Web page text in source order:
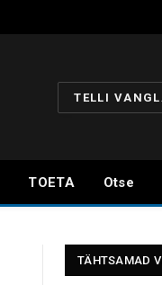
TELLI
TOETA Otse
TÄHTSAMAD